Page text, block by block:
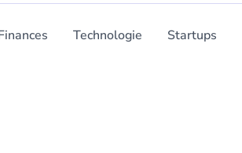
Technologie Startups